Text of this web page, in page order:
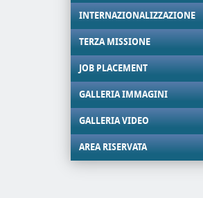
INTERNAZIONALIZZAZIONE
TERZA MISSIONE
JOB PLACEMENT
GALLERIA IMMAGINI
GALLERIA VIDEO
AREA RISERVATA